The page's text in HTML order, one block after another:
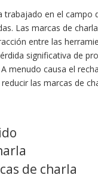
trabajado en el
Las marcas de
entre las
significativa de
menudo causa el
las marcas de
de charla